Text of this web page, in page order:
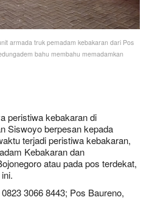
armada truk pemadam kebakaran dari Pos
bahu membahu memadamkan
peristiwa kebakaran di
Siswoyo berpesan kepada
terjadi peristiwa kebakaran,
Kebakaran dan
atau pada pos terdekat,
3066 8443; Pos Baureno,